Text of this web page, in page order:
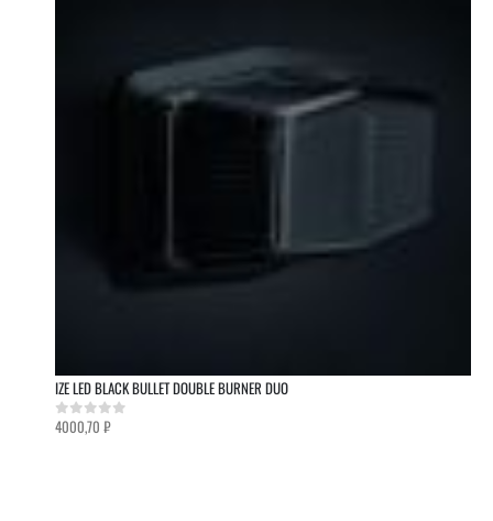
IZE LED BLACK BULLET DOUBLE BURNER DUO
0out of 5
4000,70 ₽